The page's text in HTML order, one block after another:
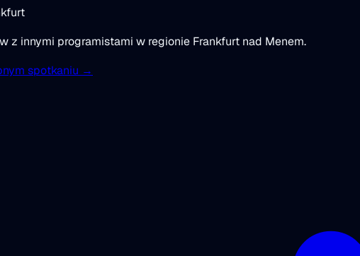
z innymi programistami w regionie Frankfurt nad Menem.
spotkaniu →